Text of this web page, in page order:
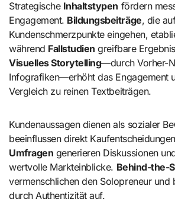
Strategische Inhaltstypen fördern
Engagement. Bildungsbeiträge, die
Kundenschmerzpunkte eingehen,
während Fallstudien greifbare
Visuelles Storytelling—durch Vorher-
Infografiken—erhöht das Engagement
Vergleich zu reinen Textbeiträgen.
Kundenaussagen dienen als sozialer
beeinflussen direkt
Umfragen generieren Diskussionen
wertvolle Markteinblicke. Behind-the-
vermenschlichen den Solopreneur und
durch Authentizität auf.